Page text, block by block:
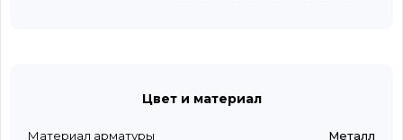
Цвет и материал
Материал арматуры
Металл